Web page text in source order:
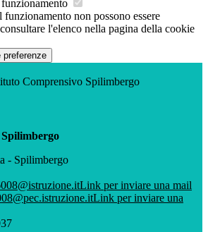
non possono essere
l'elenco nella pagina della cookie
preferenze
Comprensivo Spilimbergo
- Spilimbergo
Link per inviare una mail
Link per inviare una